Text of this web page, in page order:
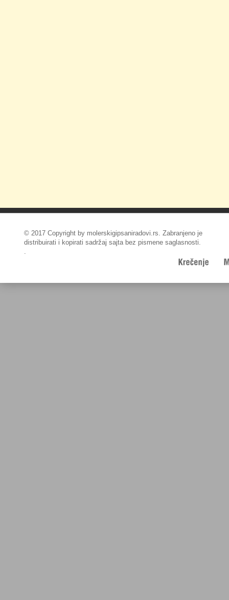
© 2017 Copyright by molerskigipsaniradovi.rs. Zabranjeno je
distribuirati i kopirati sadržaj sajta bez pismene saglasnosti.
.